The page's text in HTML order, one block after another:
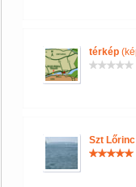
térkép
Szt